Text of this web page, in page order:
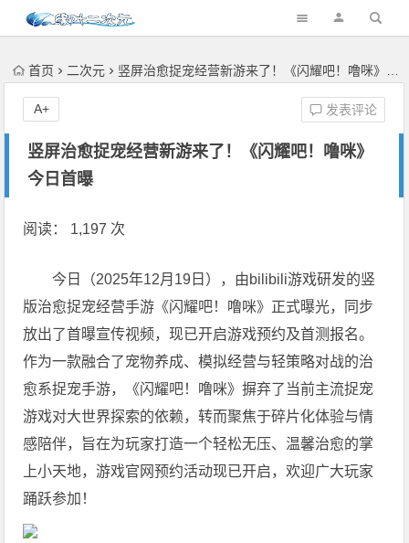
首页 二次元 竖屏治愈捉宠经营新游来了！《闪耀吧！噜咪》今日首曝
竖屏治愈捉宠经营新游来了！《闪耀吧！噜咪》
今日首曝
发表评论
A+
阅读： 1,197 次
今日（2025年12月19日），由bilibili游戏研发的竖
版治愈捉宠经营手游《闪耀吧！噜咪》正式曝光，同步
放出了首曝宣传视频，现已开启游戏预约及首测报名。
作为一款融合了宠物养成、模拟经营与轻策略对战的治
愈系捉宠手游，《闪耀吧！噜咪》摒弃了当前主流捉宠
游戏对大世界探索的依赖，转而聚焦于碎片化体验与情
感陪伴，旨在为玩家打造一个轻松无压、温馨治愈的掌
上小天地，游戏官网预约活动现已开启，欢迎广大玩家
踊跃参加！